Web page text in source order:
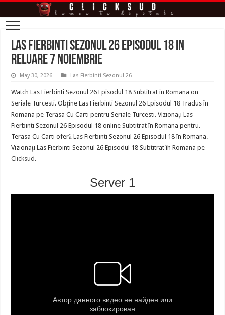
Las Fierbinti Sezonul 26 Episodul 18 in
reluare 7 Noiembrie
May 30, 2026 Las Fierbinti Sezonul 26
Watch Las Fierbinti Sezonul 26 Episodul 18 Subtitrat in Romana on
Seriale Turcesti. Obține Las Fierbinti Sezonul 26 Episodul 18 Tradus în
Romana pe Terasa Cu Carti pentru Seriale Turcesti. Vizionați Las
Fierbinti Sezonul 26 Episodul 18 online Subtitrat în Romana pentru.
Terasa Cu Carti oferă Las Fierbinti Sezonul 26 Episodul 18 în Romana.
Vizionați Las Fierbinti Sezonul 26 Episodul 18 Subtitrat în Romana pe
Clicksud .
Server 1